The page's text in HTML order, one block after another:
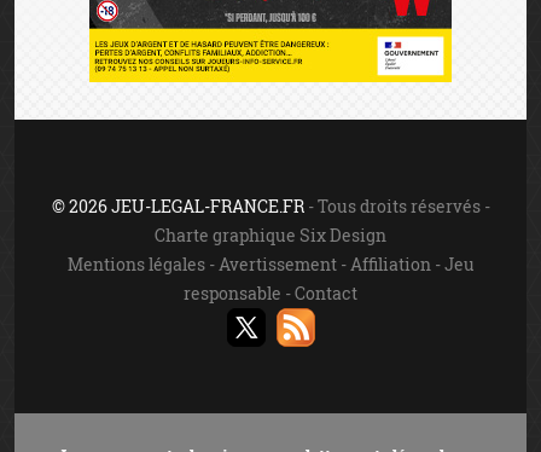
© 2026 JEU-LEGAL-FRANCE.FR- Tous droits réservés -
Charte graphique Six Design
Mentions légales- Avertissement- Affiliation -Jeu
responsable -Contact